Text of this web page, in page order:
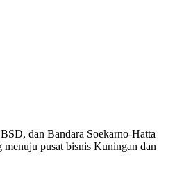
dan Bandara Soekarno-Hatta
menuju pusat bisnis Kuningan dan